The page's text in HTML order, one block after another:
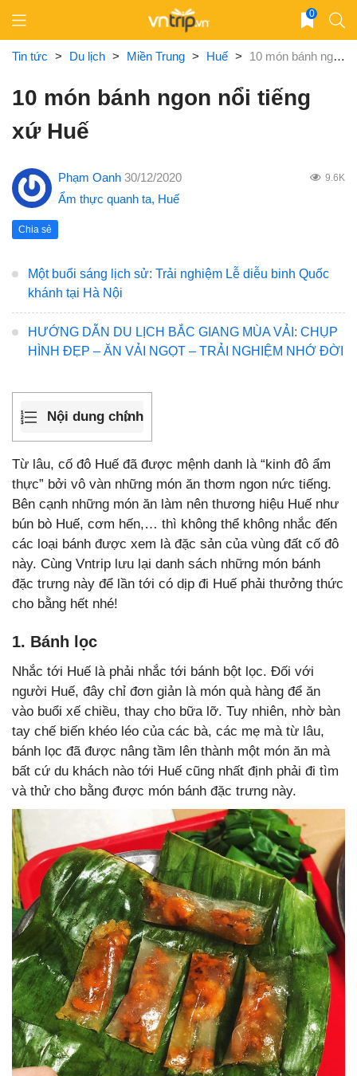
content
0
Tin tức > Du lịch > Miền Trung > Huế > 10 món bánh ngon nổi tiếng xứ Huế
10 món bánh ngon nổi tiếng
xứ Huế
Phạm Oanh 30/12/2020 9.6K
Ẩm thực quanh ta, Huế
Chia sẻ
Một buổi sáng lịch sử: Trải nghiệm Lễ diễu binh Quốc
khánh tại Hà Nội
HƯỚNG DẪN DU LỊCH BẮC GIANG MÙA VẢI: CHỤP
HÌNH ĐẸP – ĂN VẢI NGỌT – TRẢI NGHIỆM NHỚ ĐỜI
Nội dung chính
Từ lâu, cố đô Huế đã được mệnh danh là “kinh đô ẩm
thực” bởi vô vàn những món ăn thơm ngon nức tiếng.
Bên cạnh những món ăn làm nên thương hiệu Huế như
bún bò Huế, cơm hến,… thì không thể không nhắc đến
các loại bánh được xem là đặc sản của vùng đất cố đô
này. Cùng Vntrip lưu lại danh sách những món bánh
đặc trưng này để lần tới có dịp đi Huế phải thưởng thức
cho bằng hết nhé!
1. Bánh lọc
Nhắc tới Huế là phải nhắc tới bánh bột lọc. Đối với
người Huế, đây chỉ đơn giản là món quà hàng để ăn
vào buổi xế chiều, thay cho bữa lỡ. Tuy nhiên, nhờ bàn
tay chế biến khéo léo của các bà, các mẹ mà từ lâu,
bánh lọc đã được nâng tầm lên thành một món ăn mà
bất cứ du khách nào tới Huế cũng nhất định phải đi tìm
và thử cho bằng được món bánh đặc trưng này.